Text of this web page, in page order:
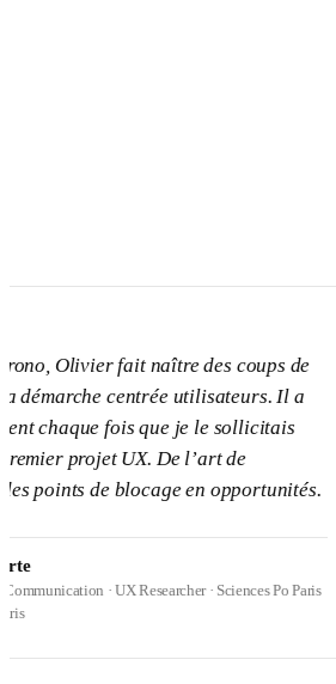
fait naître des coups de
centrée utilisateurs. Il a
fois que je le sollicitais
UX. De l’art de
de blocage en opportunités.
· UX Researcher · Sciences Po Paris